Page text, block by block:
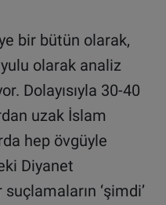
bir bütün olarak,
olarak analiz
Dolayısıyla 30-40
uzak İslam
hep övgüyle
Diyanet
‘şimdi’